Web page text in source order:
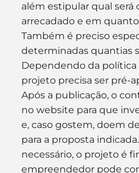
além estipular qual será
arrecadado e em
Também é preciso
determinadas quantias
Dependendo da política
projeto precisa ser pré-
Após a publicação, o
no website para que
e, caso gostem, doem
para a proposta
necessário, o projeto é
empreendedor pode